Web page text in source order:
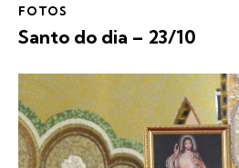
FOTOS
Santo do dia – 23/10